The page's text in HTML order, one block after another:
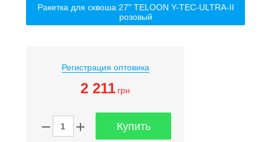
Ракетка для сквоша 27" TELOON Y-TEC-ULTRA-II
розовый
Регистрация оптовика
2 211 грн
Купить